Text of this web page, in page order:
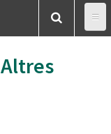
Altres